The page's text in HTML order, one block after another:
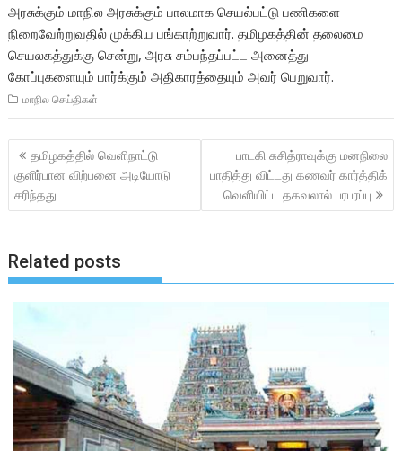
அரசுக்கும் மாநில அரசுக்கும் பாலமாக செயல்பட்டு பணிகளை
நிறைவேற்றுவதில் முக்கிய பங்காற்றுவார். தமிழகத்தின் தலைமை
செயலகத்துக்கு சென்று, அரசு சம்பந்தப்பட்ட அனைத்து
கோப்புகளையும் பார்க்கும் அதிகாரத்தையும் அவர் பெறுவார்.
மாநில செய்திகள்
Post
navigation
தமிழகத்தில் வெளிநாட்டு
குளிர்பான விற்பனை அடியோடு
சரிந்தது
பாடகி சுசித்ராவுக்கு மனநிலை
பாதித்து விட்டது கணவர் கார்த்திக்
வெளியிட்ட தகவலால் பரபரப்பு
Related posts